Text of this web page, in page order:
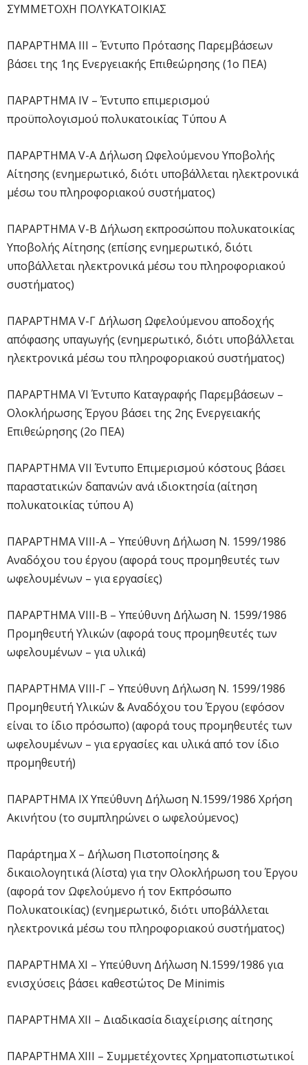
ΣΥΜΜΕΤΟΧΗ ΠΟΛΥΚΑΤΟΙΚΙΑΣ
ΠΑΡΑΡΤΗΜΑ ΙΙΙ – Έντυπο Πρότασης Παρεμβάσεων
βάσει της 1ης Ενεργειακής Επιθεώρησης (1ο ΠΕΑ)
ΠΑΡΑΡΤΗΜΑ IV – Έντυπο επιμερισμού
προϋπολογισμού πολυκατοικίας Tύπου Α
ΠΑΡΑΡΤΗΜΑ V-Α Δήλωση Ωφελούμενου Υποβολής
Αίτησης (ενημερωτικό, διότι υποβάλλεται ηλεκτρονικά
μέσω του πληροφοριακού συστήματος)
ΠΑΡΑΡΤΗΜΑ V-Β Δήλωση εκπροσώπου πολυκατοικίας
Υποβολής Αίτησης (επίσης ενημερωτικό, διότι
υποβάλλεται ηλεκτρονικά μέσω του πληροφοριακού
συστήματος)
ΠΑΡΑΡΤΗΜΑ V-Γ Δήλωση Ωφελούμενου αποδοχής
απόφασης υπαγωγής (ενημερωτικό, διότι υποβάλλεται
ηλεκτρονικά μέσω του πληροφοριακού συστήματος)
ΠΑΡΑΡΤΗΜΑ VI Έντυπο Καταγραφής Παρεμβάσεων –
Ολοκλήρωσης Έργου βάσει της 2ης Ενεργειακής
Επιθεώρησης (2ο ΠΕΑ)
ΠΑΡΑΡΤΗΜΑ VII Έντυπο Επιμερισμού κόστους βάσει
παραστατικών δαπανών ανά ιδιοκτησία (αίτηση
πολυκατοικίας τύπου Α)
ΠΑΡΑΡΤΗΜΑ VIIΙ-Α – Υπεύθυνη Δήλωση Ν. 1599/1986
Αναδόχου του έργου (αφορά τους προμηθευτές των
ωφελουμένων – για εργασίες)
ΠΑΡΑΡΤΗΜΑ VIIΙ-Β – Υπεύθυνη Δήλωση Ν. 1599/1986
Προμηθευτή Υλικών (αφορά τους προμηθευτές των
ωφελουμένων – για υλικά)
ΠΑΡΑΡΤΗΜΑ VIIΙ-Γ – Υπεύθυνη Δήλωση Ν. 1599/1986
Προμηθευτή Υλικών & Αναδόχου του Έργου (εφόσον
είναι το ίδιο πρόσωπο) (αφορά τους προμηθευτές των
ωφελουμένων – για εργασίες και υλικά από τον ίδιο
προμηθευτή)
ΠΑΡΑΡΤΗΜΑ IΧ Υπεύθυνη Δήλωση Ν.1599/1986 Χρήση
Ακινήτου (το συμπληρώνει ο ωφελούμενος)
Παράρτημα X – Δήλωση Πιστοποίησης &
δικαιολογητικά (λίστα) για την Ολοκλήρωση του Έργου
(αφορά τον Ωφελούμενο ή τον Εκπρόσωπο
Πολυκατοικίας) (ενημερωτικό, διότι υποβάλλεται
ηλεκτρονικά μέσω του πληροφοριακού συστήματος)
ΠΑΡΑΡΤΗΜΑ ΧI – Υπεύθυνη Δήλωση Ν.1599/1986 για
ενισχύσεις βάσει καθεστώτος De Minimis
ΠΑΡΑΡΤΗΜΑ ΧΙΙ – Διαδικασία διαχείρισης αίτησης
ΠΑΡΑΡΤΗΜΑ ΧΙII – Συμμετέχοντες Χρηματοπιστωτικοί